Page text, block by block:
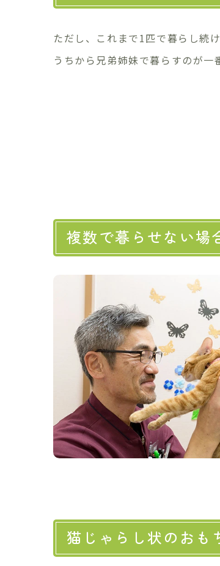
ただし、これまで1匹で暮らし続
うちから兄弟姉妹で暮らすのが一
複数で暮らせない場
猫じゃらし状のおも